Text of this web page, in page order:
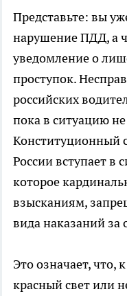
Представьте: вы
нарушение ПДД, а
уведомление о
проступок.
российских
пока в ситуацию
Конституционный
России вступает в
которое
взысканиям,
вида наказаний
Это означает, что,
красный свет или